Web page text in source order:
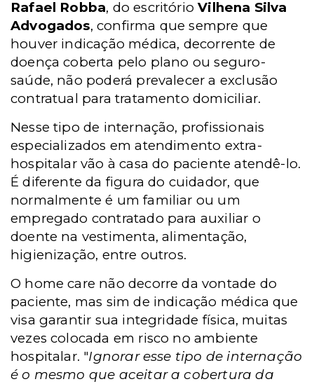
Rafael Robba, do escritórioVilhena Silva
Advogados, confirma que sempre que
houver indicação médica, decorrente de
doença coberta pelo plano ou seguro-
saúde, não poderá prevalecer a exclusão
contratual para tratamento domiciliar.
Nesse tipo de internação, profissionais
especializados em atendimento extra-
hospitalar vão à casa do paciente atendê-lo.
É diferente da figura do cuidador, que
normalmente é um familiar ou um
empregado contratado para auxiliar o
doente na vestimenta, alimentação,
higienização, entre outros.
O home care não decorre da vontade do
paciente, mas sim de indicação médica que
visa garantir sua integridade física, muitas
vezes colocada em risco no ambiente
hospitalar. "Ignorar esse tipo de internação
é o mesmo que aceitar a cobertura da